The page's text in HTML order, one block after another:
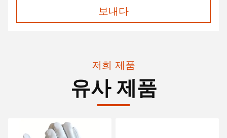
보내다
저희 제품
유사 제품